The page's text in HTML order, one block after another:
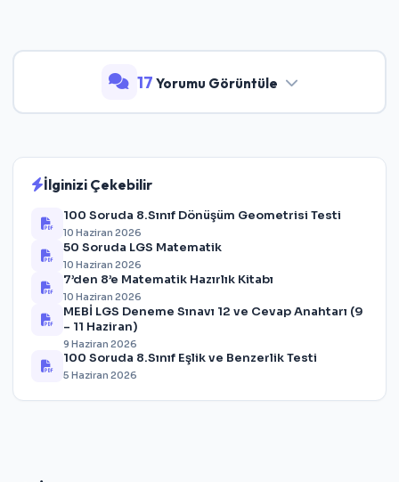
17 Yorumu Görüntüle
İlginizi Çekebilir
100 Soruda 8.Sınıf Dönüşüm Geometrisi Testi
10 Haziran 2026
50 Soruda LGS Matematik
10 Haziran 2026
7’den 8’e Matematik Hazırlık Kitabı
10 Haziran 2026
MEBİ LGS Deneme Sınavı 12 ve Cevap Anahtarı (9
– 11 Haziran)
9 Haziran 2026
100 Soruda 8.Sınıf Eşlik ve Benzerlik Testi
5 Haziran 2026